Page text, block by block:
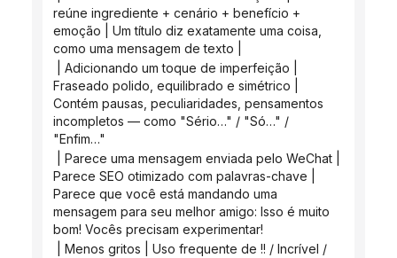
reúne ingrediente + cenário + benefício +
emoção | Um título diz exatamente uma coisa,
como uma mensagem de texto |
Fraseado polido, equilibrado e simétrico |
Contém pausas, peculiaridades, pensamentos
incompletos — como "Sério…" / "Só…" /
"Enfim…"
Parece SEO otimizado com palavras-chave |
Parece que você está mandando uma
mensagem para seu melhor amigo: Isso é muito
bom! Vocês precisam experimentar!